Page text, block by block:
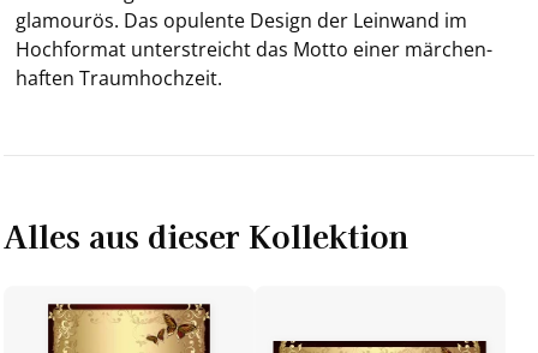
gla­mou­rös. Das opu­len­te De­sign der Lein­wand im
Hoch­for­mat un­ter­streicht das Motto einer mär­chen­
haf­ten Traum­hoch­zeit.
Alles aus dieser Kollektion